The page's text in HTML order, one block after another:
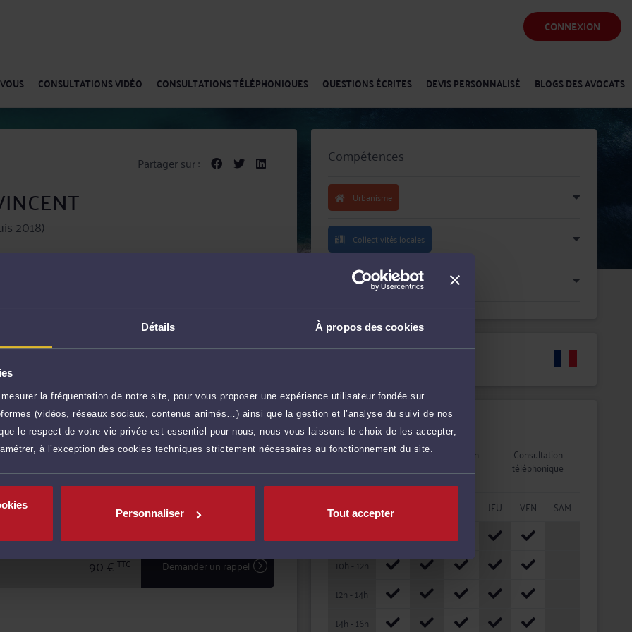
Détails À propos des cookies
la fréquentation de notre site, pour vous proposer une expérience utilisateur fondée sur
(vidéos, réseaux sociaux, contenus animés…) ainsi que la gestion et l’analyse du suivi de nos
le respect de votre vie privée est essentiel pour nous, nous vous laissons le choix de les accepter,
à l’exception des cookies techniques strictement nécessaires au fonctionnement du site.
Personnaliser Tout accepter
CONNEXION
CONSULTATIONS VIDÉO CONSULTATIONS TÉLÉPHONIQUES QUESTIONS ÉCRITES DEVIS PERSONNALISÉ BLOGS DES AVOCATS
Partager sur :
2018)
désormais situé 10 rue Bouquet 1er étage 76000
de l'urbanisme et de l'aménagement, en Normandie
du droit public (collectivités territoriales,
droit administratif général).
Me VINCENT vous conseille efficacement et
défendre vos intérêts.
d'une confidentialité totale dans le traitement de
en matière d'expertise et de sécurité.
plus
120 € TTC Prendre RDV
120 €TTC Prendre RDV
90 €TTC Demander un rappel
Compétences
Urbanisme
Collectivités locales
Fonction publique
Disponibilités
Rendez-vous Consultation Consultation
téléphonique
HORAIRES LUN JEU VEN
SAM
10h - 12h
12h - 14h
14h - 16h